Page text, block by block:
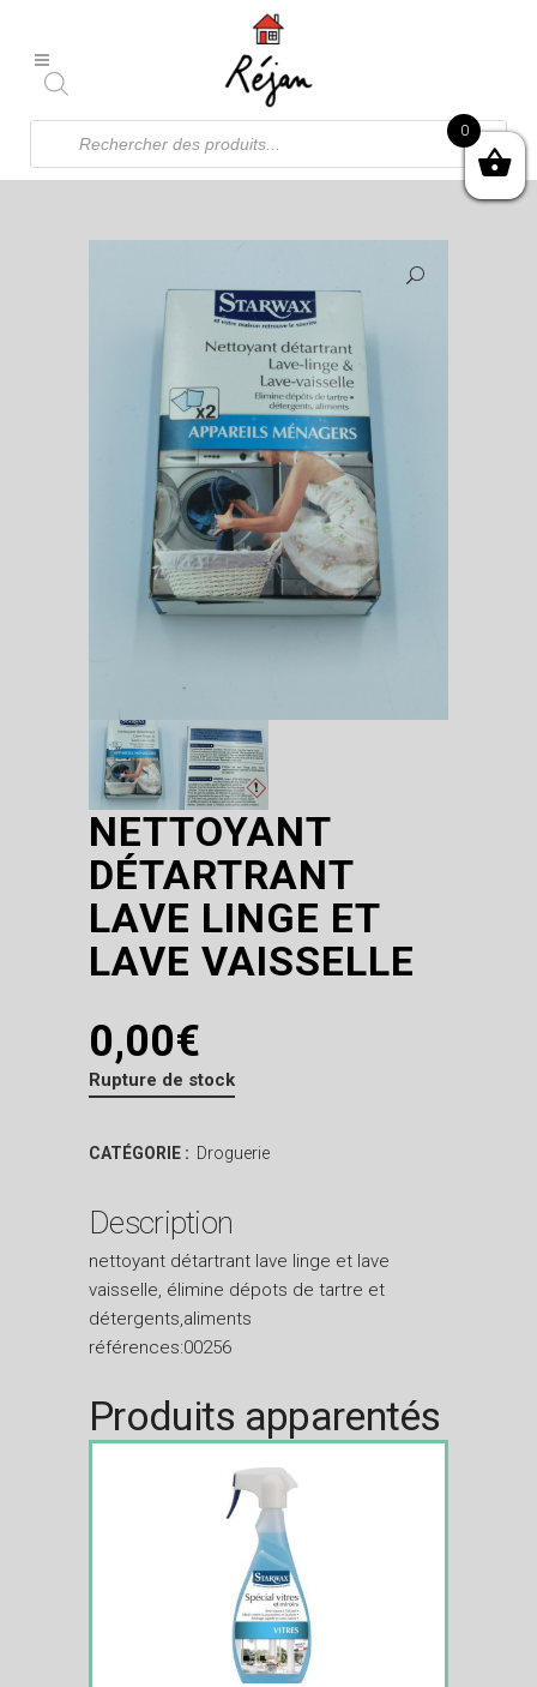
Recherche
produits
NETTOYANT
DÉTARTRANT
LAVE LINGE ET
LAVE VAISSELLE
0,00€
Rupture de stock
CATÉGORIE : Droguerie
Description
nettoyant détartrant lave linge et lave
vaisselle, élimine dépots de tartre et
détergents,aliments
références:00256
Produits apparentés
0